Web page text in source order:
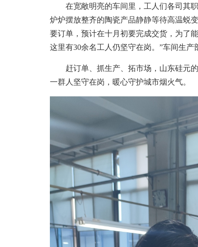
在宽敞明亮的车间里，工人们各司其职
炉炉摆放整齐的陶瓷产品静静等待高温蜕
要订单，预计在十月初要完成交货，为了
这里有30余名工人仍坚守在岗。”车间生产
赶订单、抓生产、拓市场，山东硅元的
一群人坚守在岗，暖心守护城市烟火气。